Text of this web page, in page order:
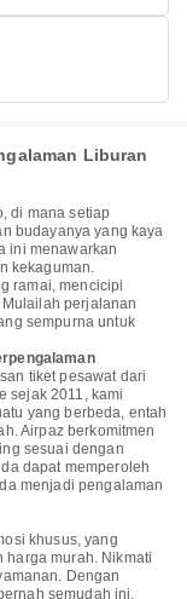
Liburan
di mana setiap
budayanya yang kaya
ini menawarkan
kekaguman.
ramai, mencicipi
perjalanan
sempurna untuk
tiket pesawat dari
sejak 2011, kami
yang berbeda, entah
Airpaz berkomitmen
sesuai dengan
dapat memperoleh
menjadi pengalaman
khusus, yang
harga murah. Nikmati
Dengan
semudah ini.